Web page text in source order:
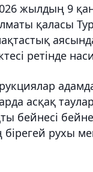
жылдың 9
қаласы
ретінде
асқақ
бейнесі
рухы